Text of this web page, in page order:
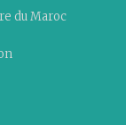
du Maroc